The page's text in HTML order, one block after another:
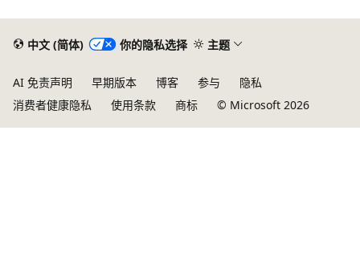
中文 (简体) 你的隐私选择 主题
AI 免责声明 早期版本 博客 参与
隐私
消费者健康隐私
使用条款 商标 © Microsoft 2026